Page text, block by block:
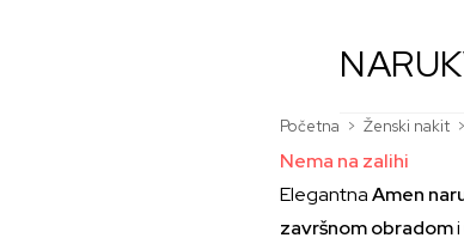
Početna > Ženski nakit >
Nema na zalihi
ElegantnaAmen
završnom obradomi